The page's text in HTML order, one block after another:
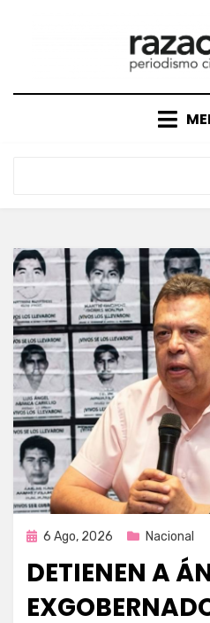
Publicada
6 Ago, 2026 Nacional
DETIENEN A